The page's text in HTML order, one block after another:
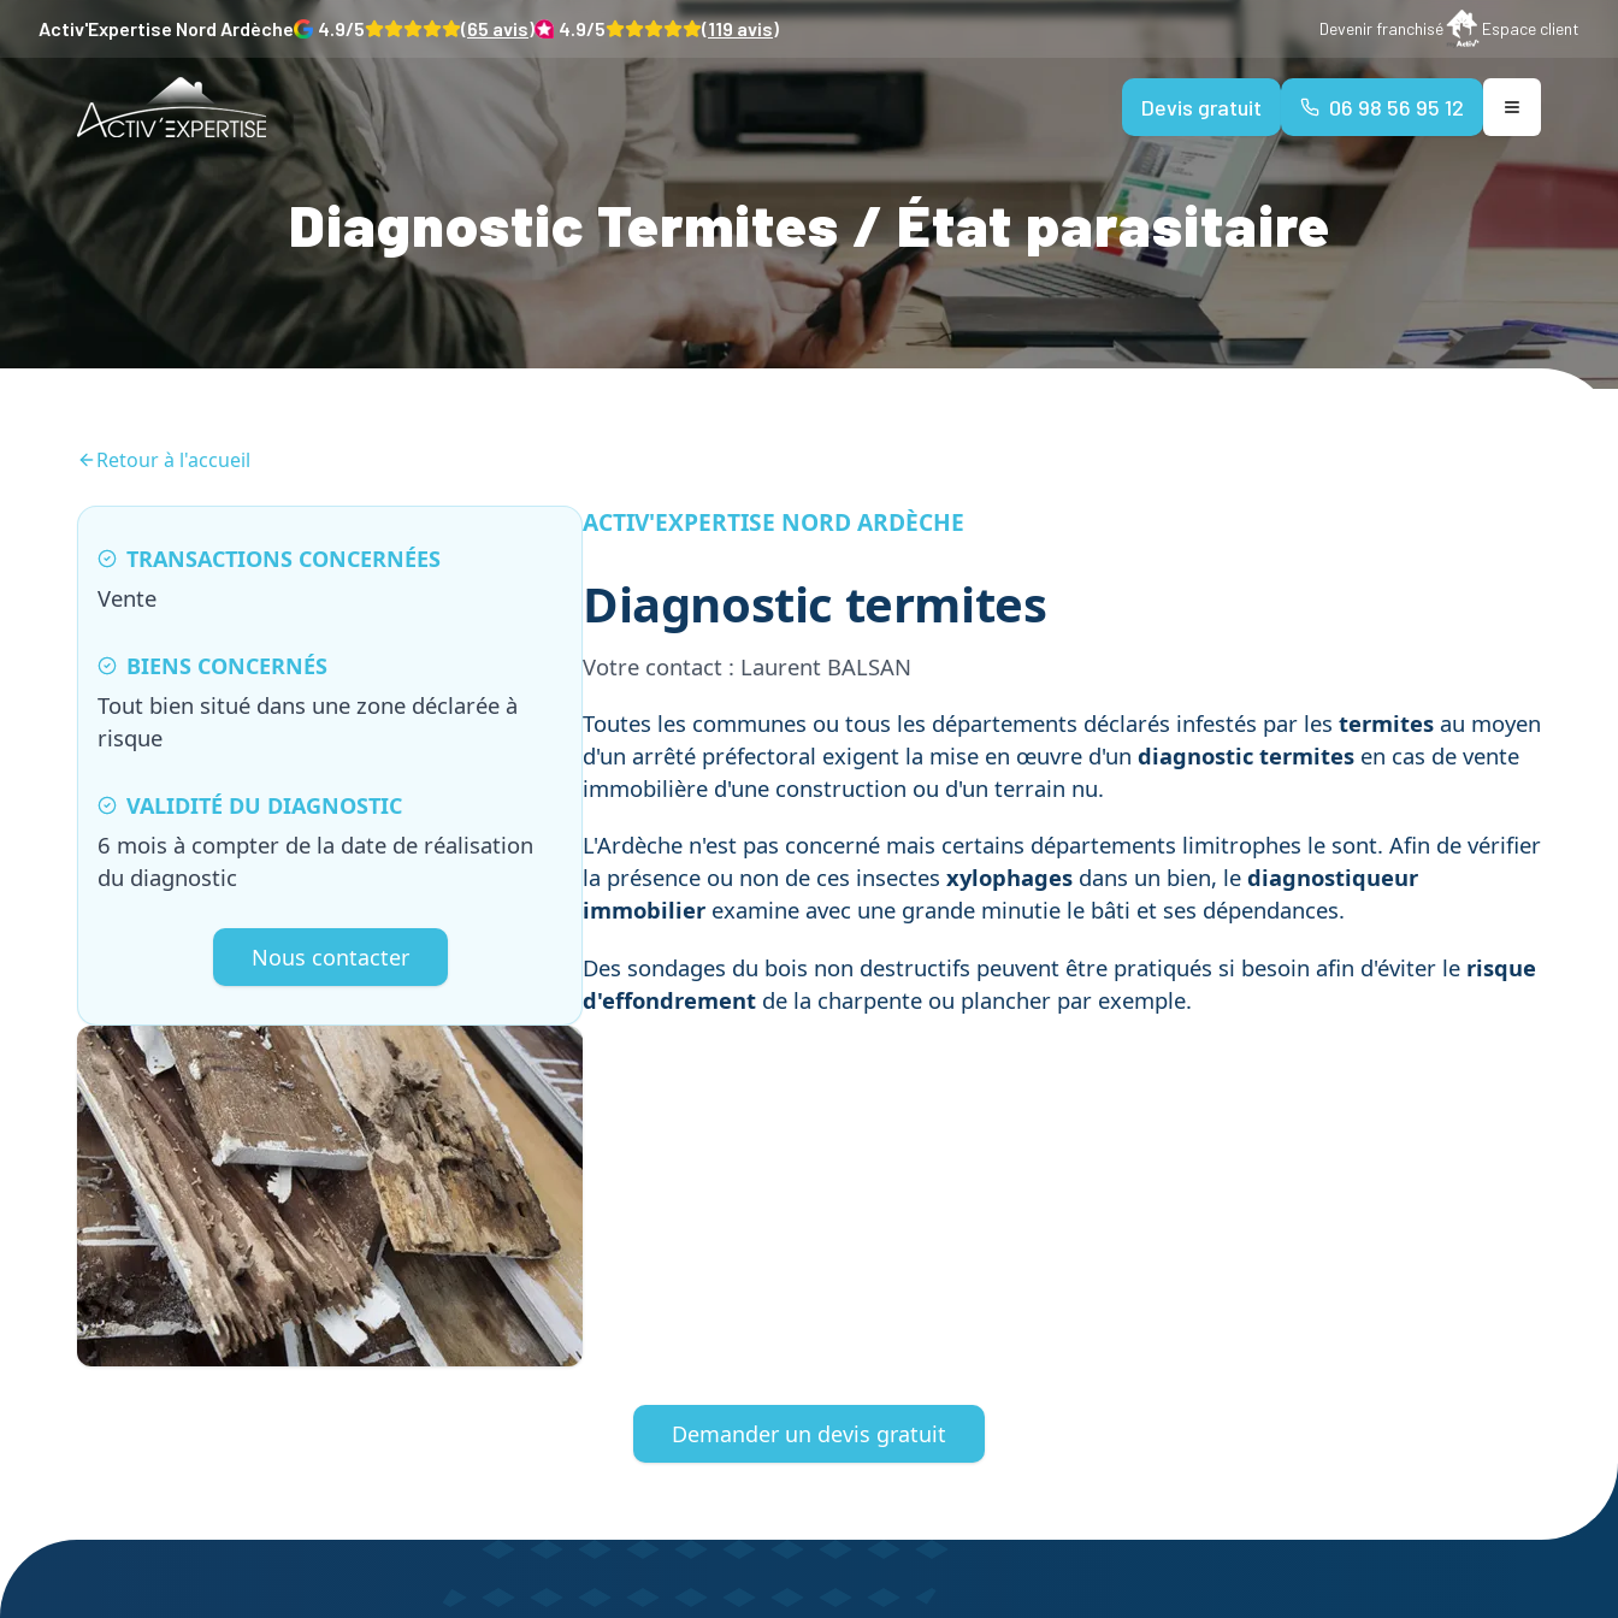
Activ'Expertise Nord Ardèche 4.9/5 (65 avis) 4.9/5 (119 avis) Devenir franchisé Espace client
Devis gratuit 06 98 56 95 12
Diagnostic Termites / État parasitaire
Retour à l'accueil
TRANSACTIONS CONCERNÉES
Vente
BIENS CONCERNÉS
Tout bien situé dans une zone déclarée à
risque
VALIDITÉ DU DIAGNOSTIC
6 mois à compter de la date de réalisation
du diagnostic
Nous contacter
ACTIV'EXPERTISE NORD ARDÈCHE
Diagnostic termites
Votre contact : Laurent BALSAN
Toutes les communes ou tous les départements déclarés infestés par les termites au moyen
d'un arrêté préfectoral exigent la mise en œuvre d'un diagnostic termites en cas de vente
immobilière d'une construction ou d'un terrain nu.
L'Ardèche n'est pas concerné mais certains départements limitrophes le sont. Afin de vérifier
la présence ou non de ces insectes xylophages dans un bien, le diagnostiqueur
immobilier examine avec une grande minutie le bâti et ses dépendances.
Des sondages du bois non destructifs peuvent être pratiqués si besoin afin d'éviter le risque
d'effondrement de la charpente ou plancher par exemple.
Demander un devis gratuit